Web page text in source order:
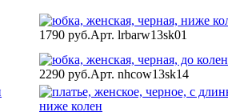
1790 руб.Арт. lrbarw13sk01
2290 руб.Арт. nhcow13sk14